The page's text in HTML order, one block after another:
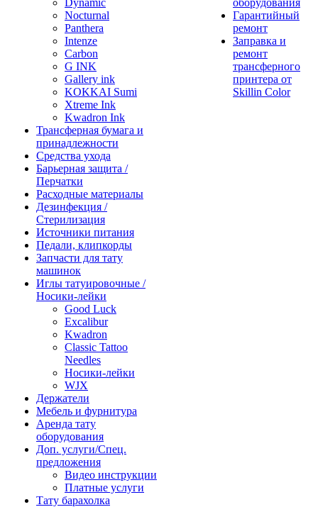
Dynamic
Nocturnal
Panthera
Intenze
Carbon
G INK
Gallery ink
KOKKAI Sumi
Xtreme Ink
Kwadron Ink
Трансферная бумага и
принадлежности
Средства ухода
Барьерная защита /
Перчатки
Расходные материалы
Дезинфекция /
Стерилизация
Источники питания
Педали, клипкорды
Запчасти для тату
машинок
Иглы татуировочные /
Носики-лейки
Good Luck
Excalibur
Kwadron
Classic Tattoo
Needles
Носики-лейки
WJX
Держатели
Мебель и фурнитура
Аренда тату
оборудования
Доп. услуги/Спец.
предложения
Видео инструкции
Платные услуги
Тату барахолка
оборудования
Гарантийный
ремонт
Заправка и
ремонт
трансферного
принтера от
Skillin Color